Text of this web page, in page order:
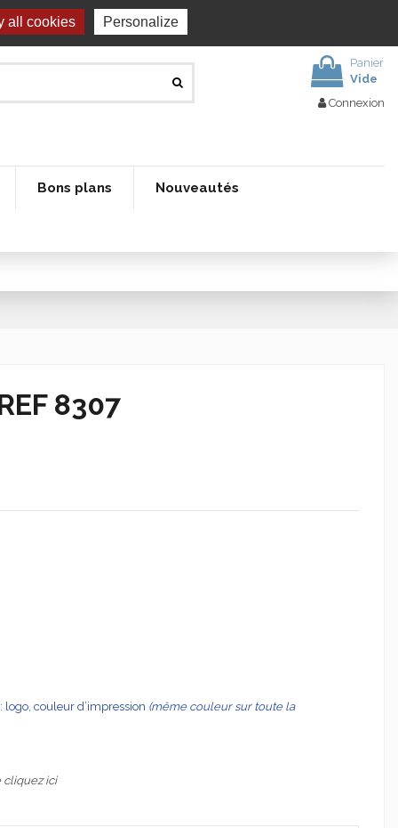
Panier
Vide
Connexion
Bons plans Nouveautés
8307
: logo, couleur d’impression (même couleur sur toute la
cliquezici
all cookies Personalize